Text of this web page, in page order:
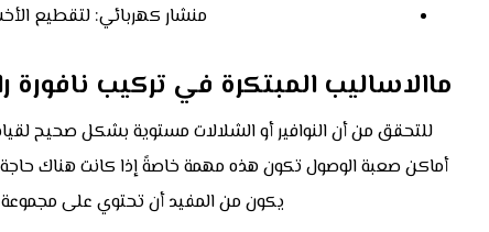
منشار كهربائي: لتقطيع
ماالاساليب المبتكرة في تركيب
للتحقق من أن النوافير أو الشلالات مستوية بشكل صحيح
أماكن صعبة الوصول تكون هذه مهمة خاصةً إذا كانت هناك
يكون من المفيد أن تحتوي على مجموعة